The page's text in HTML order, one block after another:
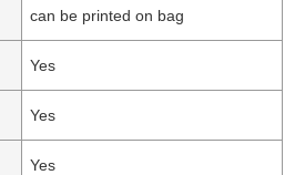
can be printed on bag
Yes
Yes
Yes